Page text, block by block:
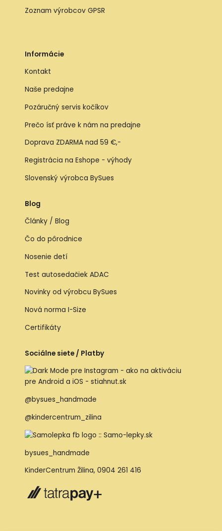
Zoznam výrobcov GPSR
Informácie
Kontakt
Naše predajne
Pozáručný servis kočíkov
Prečo ísť práve k nám na predajne
Doprava ZDARMA nad 59 €,-
Registrácia na Eshope - výhody
Slovenský výrobca BySues
Blog
Články / Blog
Čo do pôrodnice
Nosenie detí
Test autosedačiek ADAC
Novinky od výrobcu BySues
Nová norma I-Size
Certifikáty
Sociálne siete / Platby
@bysues_handmade
@kindercentrum_zilina
bysues_handmade
KinderCentrum Žilina, 0904 261 416